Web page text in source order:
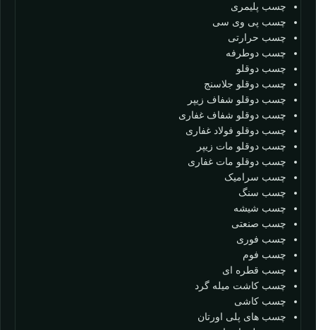
چسب پلیمری
چسب پی وی سی
چسب حرارتی
چسب دوطرفه
چسب دوقلو
چسب دوقلو جلاسنج
چسب دوقلو شفاف زیپر
چسب دوقلو شفاف غفاری
چسب دوقلو فولاد غفاری
چسب دوقلو مات زیپر
چسب دوقلو مات غفاری
چسب سرامیک
چسب سنگ
چسب شیشه
چسب صنعتی
چسب فوری
چسب فوم
چسب قطره ای
چسب کاشت میله گرد
چسب کاشی
چسب های پلی اورتان